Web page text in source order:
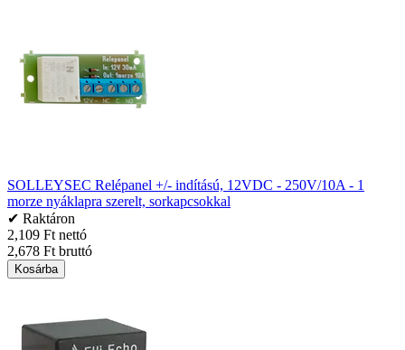
SOLLEYSEC Relépanel +/- indítású, 12VDC - 250V/10A - 1
morze nyáklapra szerelt, sorkapcsokkal
✔ Raktáron
2,109 Ft nettó
2,678 Ft bruttó
Kosárba